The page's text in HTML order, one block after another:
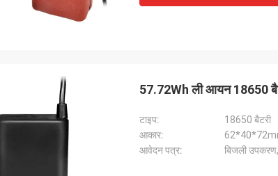
57.72Wh ली आयन 18650
टाइप:
18650 बैटरी
आकार:
आवेदन पत्र:
बिजली